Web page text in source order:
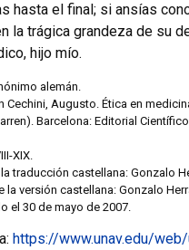
hasta el final; si ansías
la trágica grandeza de su
hijo mío.
alemán.
Cechini, Augusto. Ética en
Barcelona: Editorial
XIX.
traducción castellana: Gonzalo
la versión castellana: Gonzalo
el 30 de mayo de 2007.
https://www.unav.edu/